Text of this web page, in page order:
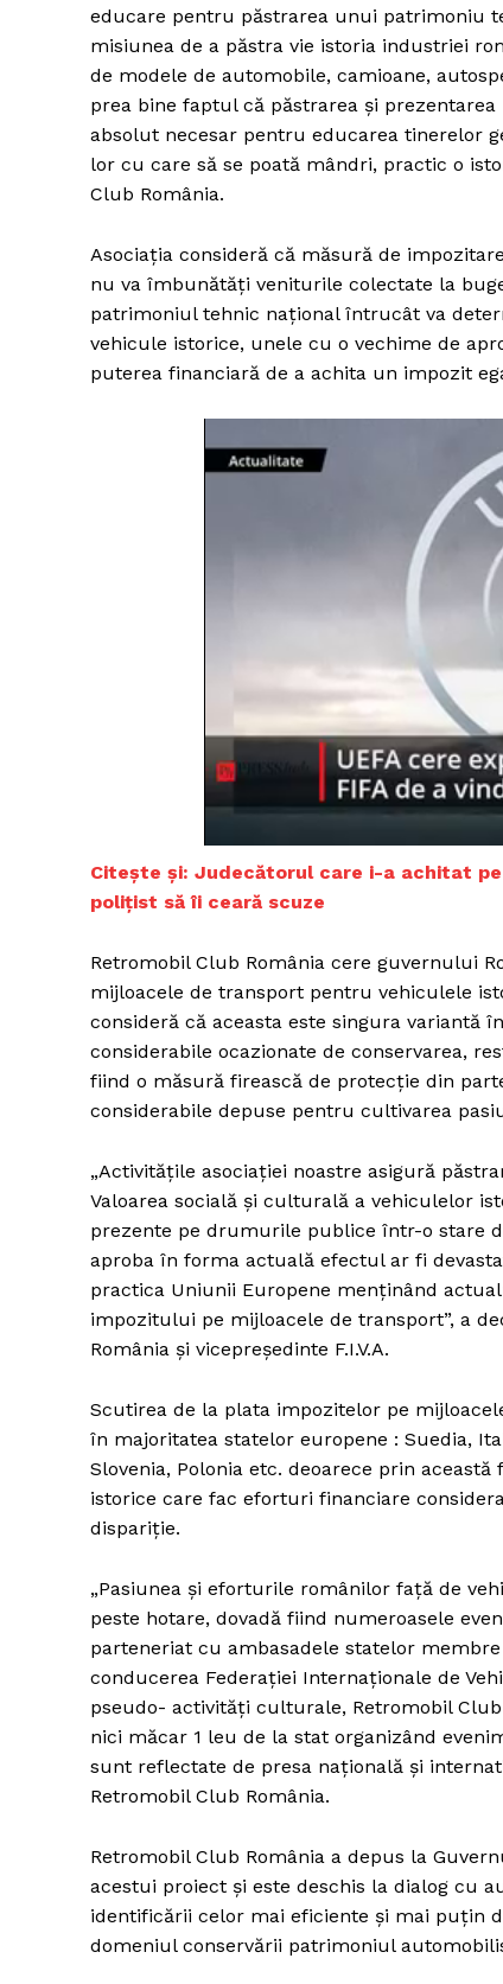
Un
educare pentru păstrarea unui patrimoniu
misiunea de a păstra vie istoria industriei
de modele de automobile, camioane,
prea bine faptul că păstrarea și
absolut necesar pentru educarea tinerelor
lor cu care să se poată mândri, practic o
Club România.
Asociația consideră că măsură de
nu va îmbunătăți veniturile colectate la
patrimoniul tehnic național întrucât va
vehicule istorice, unele cu o vechime de
puterea financiară de a achita un impozit
Citește și: Judecătorul care i-a achitat
polițist să îi ceară scuze
Retromobil Club România cere guvernului
mijloacele de transport pentru vehiculele
consideră că aceasta este singura variantă
considerabile ocazionate de conservarea,
fiind o măsură firească de protecție din
considerabile depuse pentru cultivarea
„Activitățile asociației noastre asigură
Valoarea socială și culturală a vehiculelor
prezente pe drumurile publice într-o stare
aproba în forma actuală efectul ar fi
practica Uniunii Europene menținând
impozitului pe mijloacele de transport”, a
România și vicepreședinte F.I.V.A.
Scutirea de la plata impozitelor pe
în majoritatea statelor europene : Suedia,
Slovenia, Polonia etc. deoarece prin
istorice care fac eforturi financiare
dispariție.
„Pasiunea și eforturile românilor față de
peste hotare, dovadă fiind numeroasele
parteneriat cu ambasadele statelor
conducerea Federației Internaționale de
pseudo- activități culturale, Retromobil
nici măcar 1 leu de la stat organizând
sunt reflectate de presa națională și
Retromobil Club România.
Retromobil Club România a depus la
acestui proiect și este deschis la dialog cu
identificării celor mai eficiente și mai puțin
domeniul conservării patrimoniul